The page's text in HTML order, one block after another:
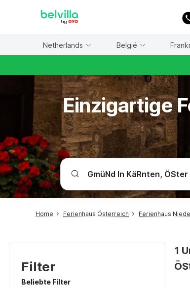
Netherlands België
Einzigartige
Home Ferienhaus Österreich Ferienhaus
Filter
Beliebte Filter
1